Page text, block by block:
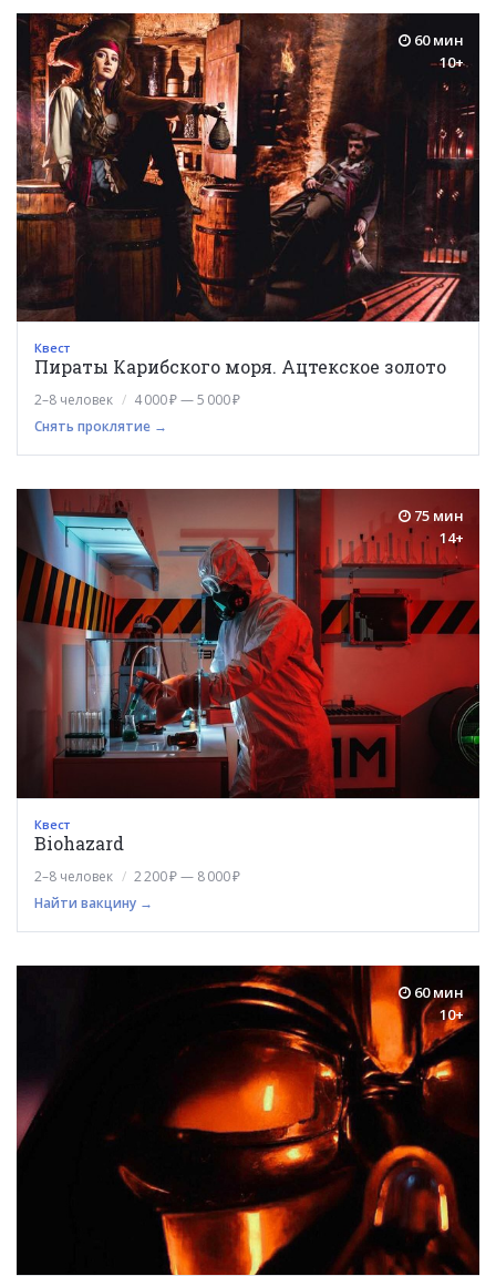
60 мин
10+
Квест
Пираты Карибского моря. Ацтекское золото
2–8 человек
4 000 ₽ — 5 000 ₽
Снять проклятие →
75 мин
14+
Квест
Biohazard
2–8 человек
2 200 ₽ — 8 000 ₽
Найти вакцину →
60 мин
10+